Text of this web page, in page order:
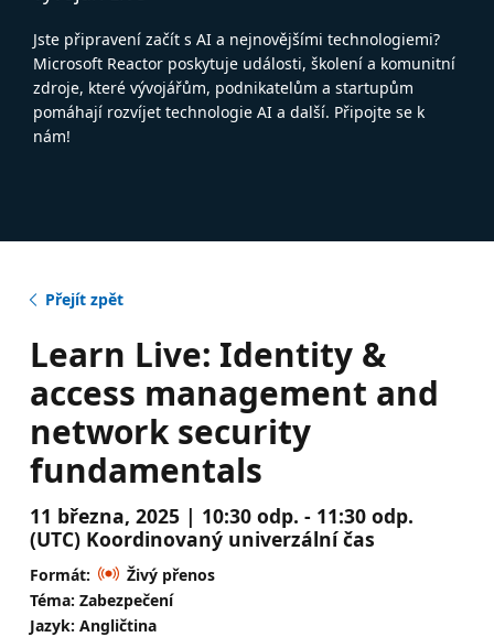
Jste připravení začít s AI a nejnovějšími technologiemi?
Microsoft Reactor poskytuje události, školení a komunitní
zdroje, které vývojářům, podnikatelům a startupům
pomáhají rozvíjet technologie AI a další. Připojte se k
nám!
Přejít zpět
Learn Live: Identity &
access management and
network security
fundamentals
11 března, 2025 | 10:30 odp. - 11:30 odp.
(UTC) Koordinovaný univerzální čas
Formát:
Živý přenos
Téma: Zabezpečení
Jazyk: Angličtina